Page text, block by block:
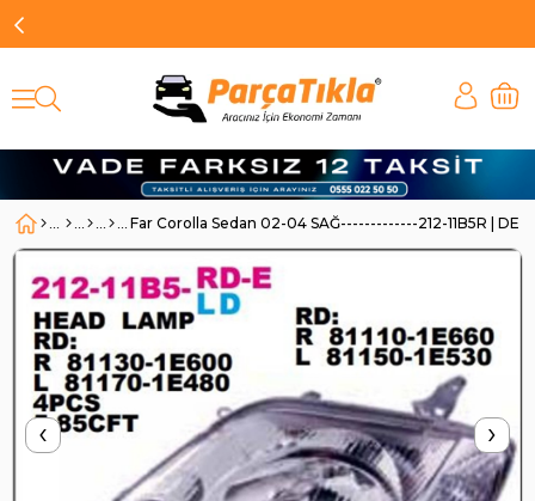
Far Corolla Sedan 02-04 SAĞ-------------212-11B5R |
‹ ›